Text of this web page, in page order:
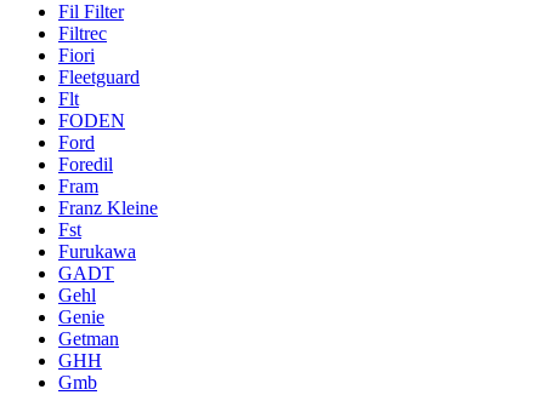
Fil Filter
Filtrec
Fiori
Fleetguard
Flt
FODEN
Ford
Foredil
Fram
Franz Kleine
Fst
Furukawa
GADT
Gehl
Genie
Getman
GHH
Gmb